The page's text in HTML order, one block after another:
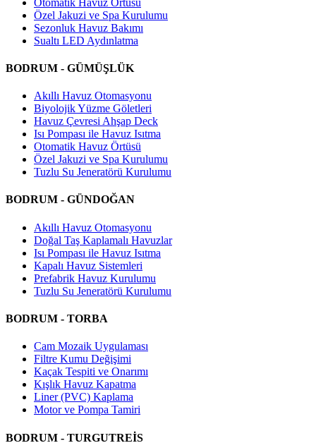
Özel Jakuzi ve Spa Kurulumu
Sezonluk Havuz Bakımı
Sualtı LED Aydınlatma
BODRUM - GÜMÜŞLÜK
Akıllı Havuz Otomasyonu
Biyolojik Yüzme Göletleri
Havuz Çevresi Ahşap Deck
Isı Pompası ile Havuz Isıtma
Otomatik Havuz Örtüsü
Özel Jakuzi ve Spa Kurulumu
Tuzlu Su Jeneratörü Kurulumu
BODRUM - GÜNDOĞAN
Akıllı Havuz Otomasyonu
Doğal Taş Kaplamalı Havuzlar
Isı Pompası ile Havuz Isıtma
Kapalı Havuz Sistemleri
Prefabrik Havuz Kurulumu
Tuzlu Su Jeneratörü Kurulumu
BODRUM - TORBA
Cam Mozaik Uygulaması
Filtre Kumu Değişimi
Kaçak Tespiti ve Onarımı
Kışlık Havuz Kapatma
Liner (PVC) Kaplama
Motor ve Pompa Tamiri
BODRUM - TURGUTREİS